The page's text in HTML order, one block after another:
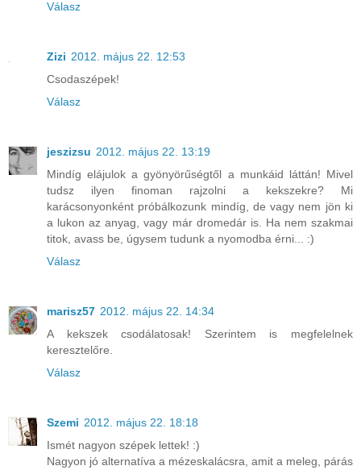
Válasz
Zizi 2012. május 22. 12:53
Csodaszépek!
Válasz
jeszizsu 2012. május 22. 13:19
Mindíg elájulok a gyönyörűségtől a munkáid láttán! Mivel
tudsz ilyen finoman rajzolni a kekszekre? Mi
karácsonyonként próbálkozunk mindíg, de vagy nem jön ki
a lukon az anyag, vagy már dromedár is. Ha nem szakmai
titok, avass be, úgysem tudunk a nyomodba érni... :)
Válasz
marisz57 2012. május 22. 14:34
A kekszek csodálatosak! Szerintem is megfelelnek
keresztelőre.
Válasz
Szemi 2012. május 22. 18:18
Ismét nagyon szépek lettek! :)
Nagyon jó alternatíva a mézeskalácsra, amit a meleg, párás